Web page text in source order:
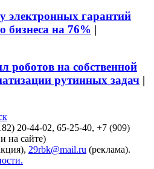
электронных гарантий
бизнеса на 76% |
роботов на собственной
рутинных задач |
20-44-02, 65-25-40, +7 (909)
на сайте)
29rbk@mail.ru (реклама).